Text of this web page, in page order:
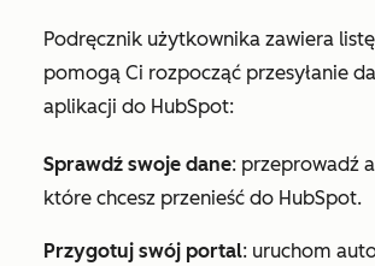
Podręcznik użytkownika zawiera
pomogą Ci rozpocząć przesyłanie
aplikacji do HubSpot:
Sprawdź swoje dane: przeprowadź
które chcesz przenieść do HubSpot.
Przygotuj swój portal: uruchom